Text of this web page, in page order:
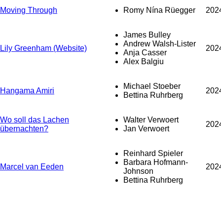
Moving Through Romy Nína Rüegger
Lily Greenham (Website)
James Bulley
Andrew Walsh-Lister
Anja Casser
Alex Balgiu
Hangama Amiri
Michael Stoeber
Bettina Ruhrberg
Wo soll das Lachen
übernachten?
Walter Verwoert
Jan Verwoert
Marcel van Eeden
Reinhard Spieler
Barbara Hofmann-
Johnson
Bettina Ruhrberg